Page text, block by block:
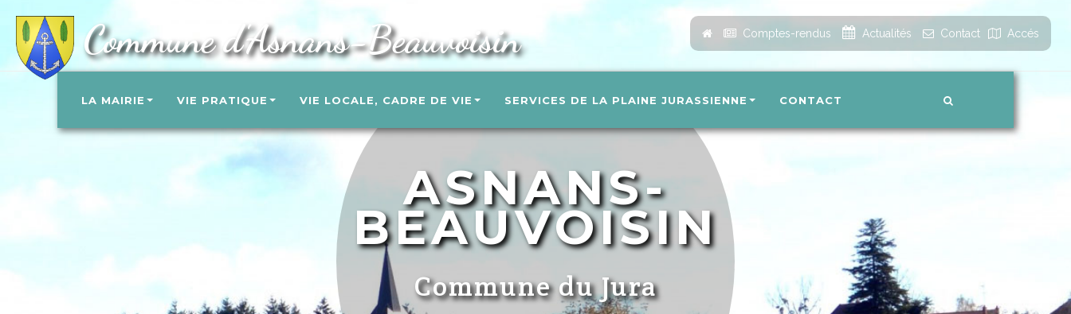
Commune d'Asnans-Beauvoisin AccueilComptes-rendus Actualités Contact Accés
LA MAIRIE VIE PRATIQUE VIE LOCALE, CADRE DE VIE SERVICES DE LA PLAINE JURASSIENNE CONTACT
ASNANS-
BEAUVOISIN
Commune du Jura